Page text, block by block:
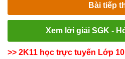
Bài tiếp
Xem lời giải SGK -
>> 2K11 học trực tuyến Lớp